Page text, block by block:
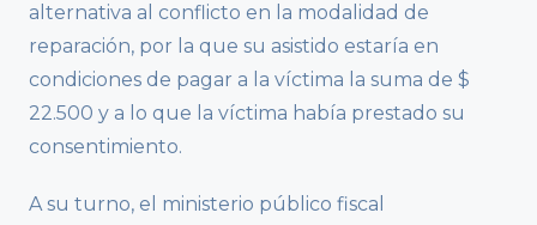
alternativa al conflicto en la modalidad de
reparación, por la que su asistido estaría en
condiciones de pagar a la víctima la suma de $
22.500 y a lo que la víctima había prestado su
consentimiento.
A su turno, el ministerio público fiscal